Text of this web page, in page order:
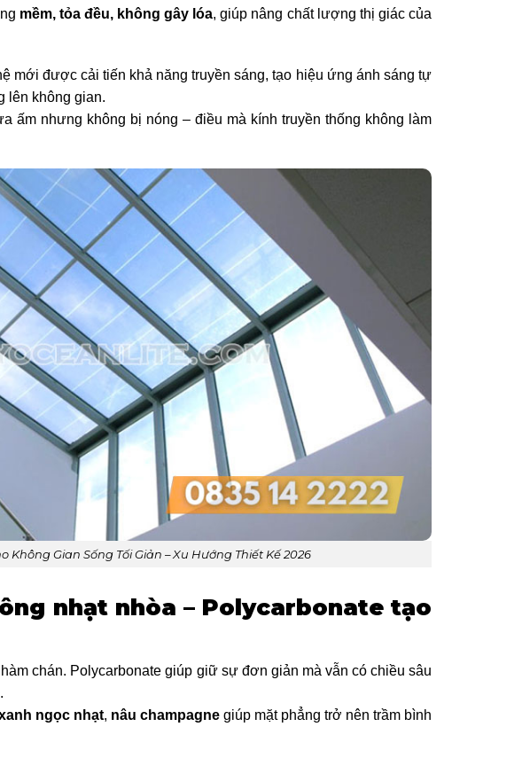
mềm, tỏa đều, không gây lóa, giúp nâng chất lượng thị giác của
mới được cải tiến khả năng truyền sáng, tạo hiệu ứng ánh sáng tự
lên không gian.
ấm nhưng không bị nóng – điều mà kính truyền thống không làm
Không Gian Sống Tối Giản – Xu Hướng Thiết Kế 2026
nhạt nhòa – Polycarbonate tạo
chán. Polycarbonate giúp giữ sự đơn giản mà vẫn có chiều sâu
ngọc nhạt, nâu champagne giúp mặt phẳng trở nên trầm bình